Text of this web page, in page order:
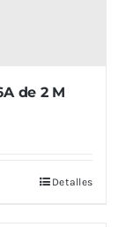
de 2 M
Detalles